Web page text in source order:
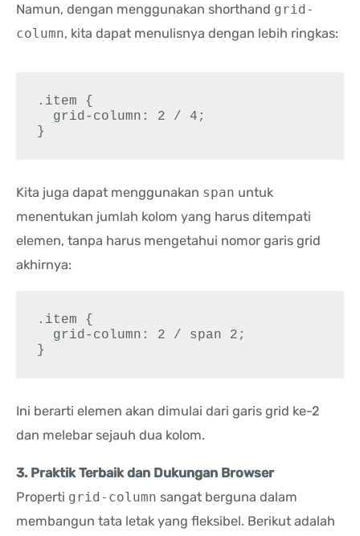
Namun, dengan menggunakan shorthand grid-
column, kita dapat menulisnya dengan lebih ringkas:
.item {
}
Kita juga dapat menggunakan span untuk
menentukan jumlah kolom yang harus ditempati
elemen, tanpa harus mengetahui nomor garis grid
akhirnya:
.item {
}
Ini berarti elemen akan dimulai dari garis grid ke-2
dan melebar sejauh dua kolom.
3. Praktik Terbaik dan Dukungan Browser
Properti grid-column sangat berguna dalam
membangun tata letak yang fleksibel. Berikut adalah